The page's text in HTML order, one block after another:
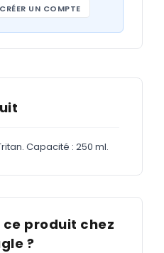
CRÉER UN COMPTE
Capacité : 250 ml.
produit chez
?